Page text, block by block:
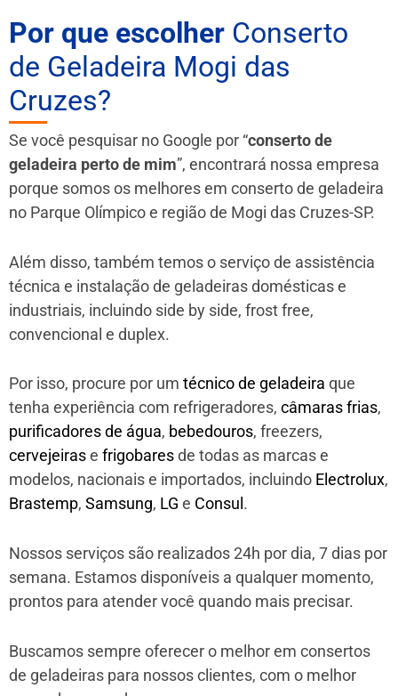
Por que escolher Conserto
de Geladeira Mogi das
Cruzes?
Se você pesquisar no Google por “conserto de
geladeira perto de mim”, encontrará nossa empresa
porque somos os melhores em conserto de geladeira
no Parque Olímpico e região de Mogi das Cruzes-SP.
Além disso, também temos o serviço de assistência
técnica e instalação de geladeiras domésticas e
industriais, incluindo side by side, frost free,
convencional e duplex.
Por isso, procure por um técnico de geladeira que
tenha experiência com refrigeradores, câmaras frias,
purificadores de água, bebedouros, freezers,
cervejeirase frigobaresde todas as marcas e
modelos, nacionais e importados, incluindo Electrolux,
Brastemp, Samsung, LG e Consul .
Nossos serviços são realizados 24h por dia, 7 dias por
semana. Estamos disponíveis a qualquer momento,
prontos para atender você quando mais precisar.
Buscamos sempre oferecer o melhor em consertos
de geladeiras para nossos clientes, com o melhor